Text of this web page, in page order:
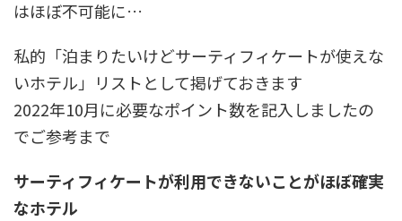
はほぼ不可能に…
私的「泊まりたいけどサーティフィケートが使えな
いホテル」リストとして掲げておきます
2022年10月に必要なポイント数を記入しましたの
でご参考まで
サーティフィケートが利用できないことがほぼ確実
なホテル